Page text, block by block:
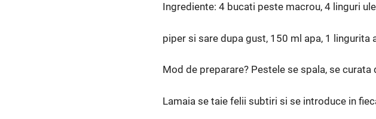
Ingrediente: 4 bucati peste macrou, 4 linguri
piper si sare dupa gust, 150 ml apa, 1
Mod de preparare? Pestele se spala, se
Lamaia se taie felii subtiri si se introduce in